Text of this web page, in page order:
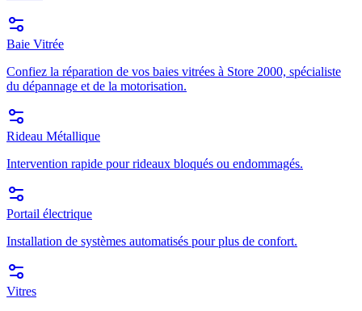
Baie Vitrée
Confiez la réparation de vos baies vitrées à Store 2000, spécialiste
du dépannage et de la motorisation.
Rideau Métallique
Intervention rapide pour rideaux bloqués ou endommagés.
Portail électrique
Installation de systèmes automatisés pour plus de confort.
Vitres